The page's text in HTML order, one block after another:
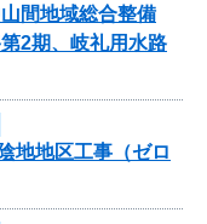
間地域総合整備
2期、岐礼用水路
地地区工事（ゼロ